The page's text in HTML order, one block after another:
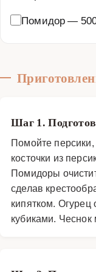
Попробуйте этот
Супы·Холодные супы
Помидор—
Шаг 1.
Помойте
косточки из
Помидоры
сделав
кипятком. Огурец
кубиками. Чеснок